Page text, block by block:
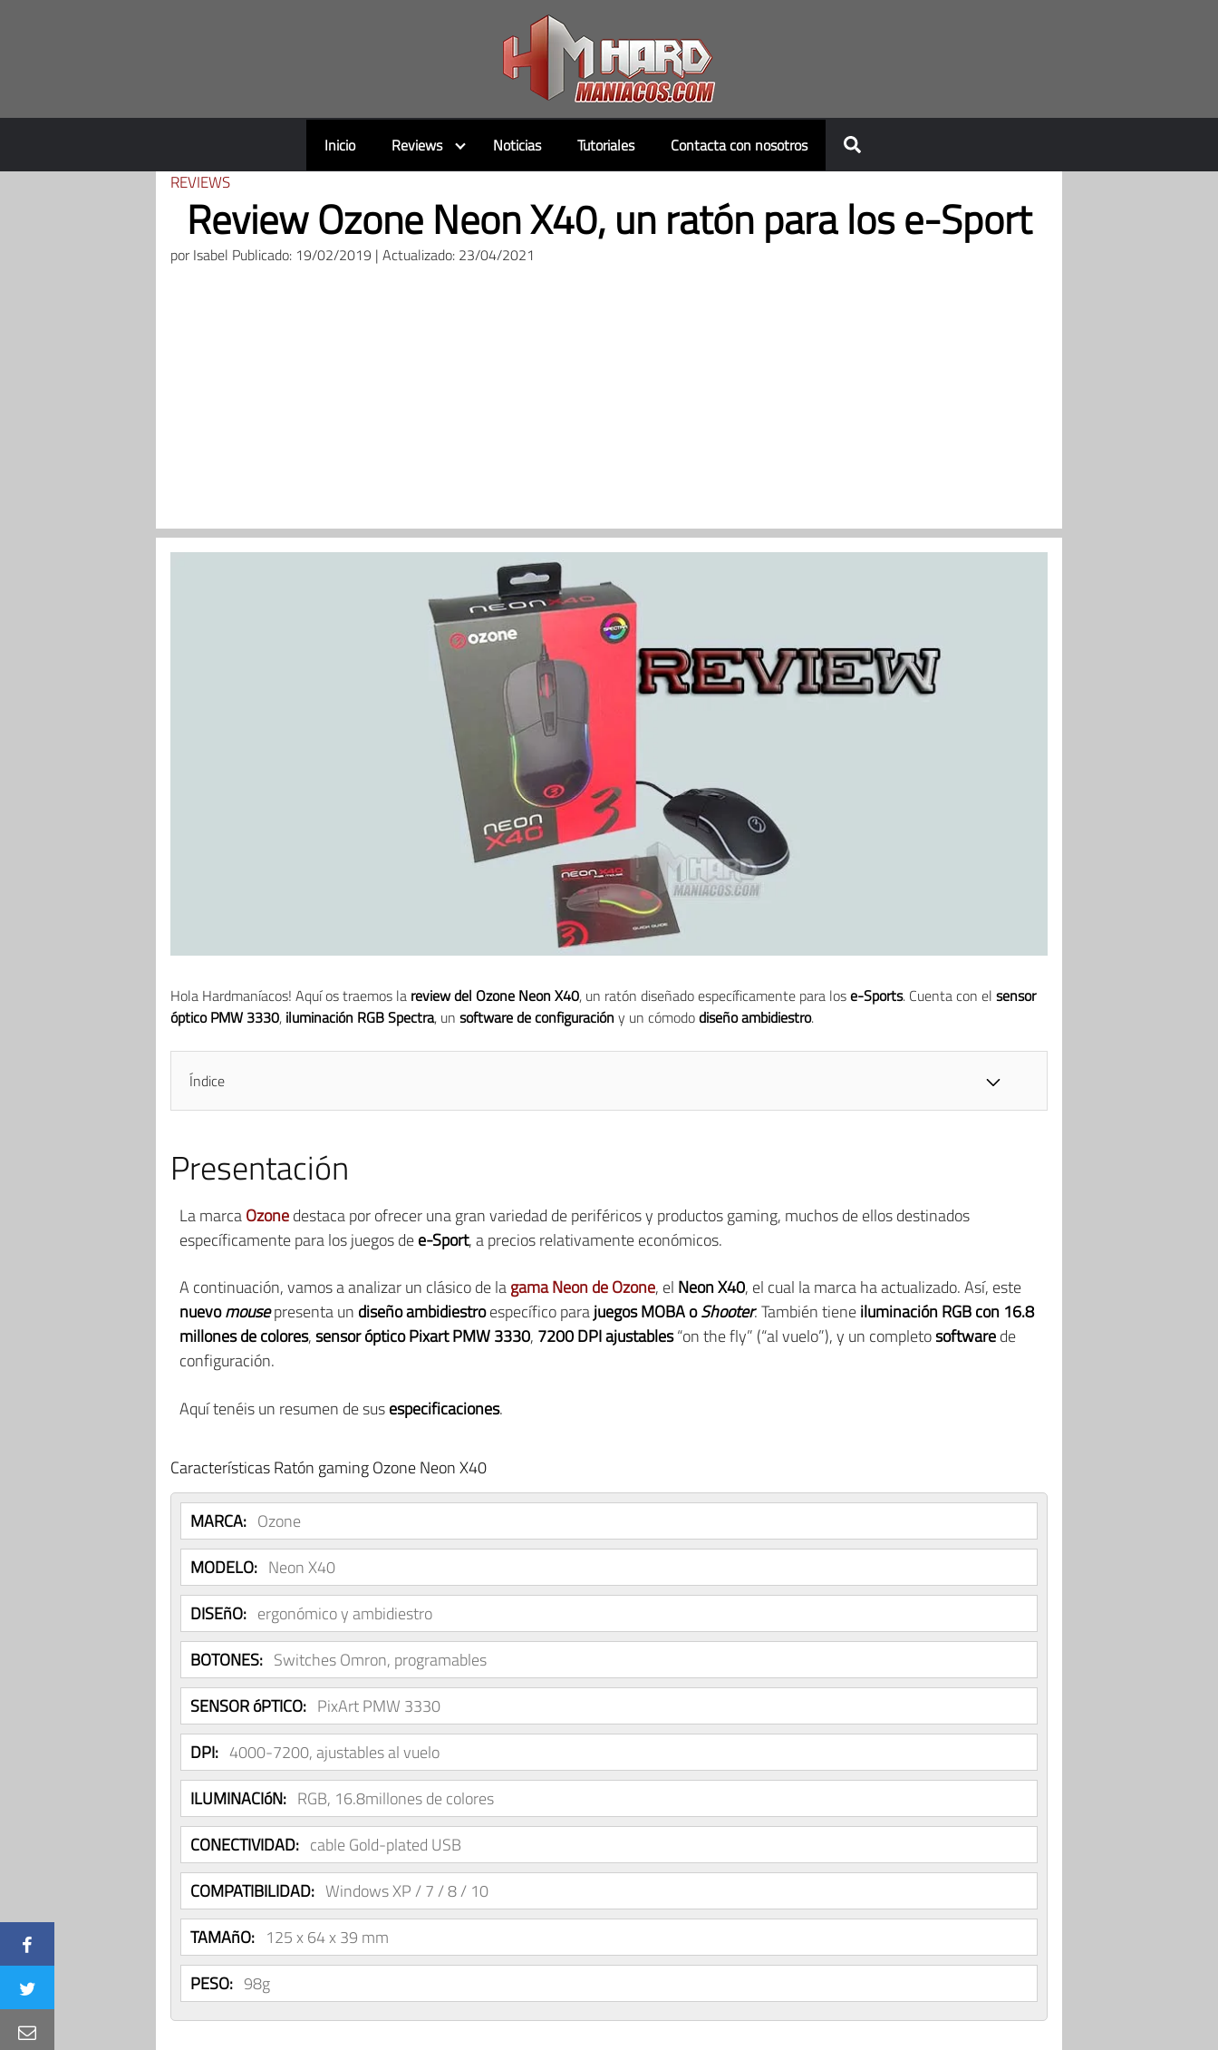
Inicio Reviews Noticias Tutoriales Contacta con nosotros
REVIEWS
Review Ozone Neon X40, un ratón para los e-Sport
porIsabel Publicado: 19/02/2019 | Actualizado: 23/04/2021
Hola Hardmaníacos! Aquí os traemos la review del Ozone Neon X40, un ratón diseñado específicamente para lose-Sports. Cuenta con el sensor
óptico PMW 3330, iluminación RGB Spectra, un software de configuración y un cómododiseño ambidiestro.
Índice
Presentación
La marcaOzonedestaca por ofrecer una gran variedad de periféricos y productos gaming, muchos de ellos destinados
específicamente para los juegos dee-Sport, a precios relativamente económicos.
A continuación, vamos a analizar un clásico de lagama Neon de Ozone, el Neon X40, el cual la marca ha actualizado. Así, este
nuevomousepresenta un diseño ambidiestroespecífico parajuegos MOBA oShooter. También tieneiluminación RGB con 16.8
millones de colores,sensor óptico Pixart PMW 3330, 7200 DPI ajustables“on the fly” (“al vuelo”), y un completosoftwarede
configuración.
Aquí tenéis un resumen de susespecificaciones.
Características Ratón gaming Ozone Neon X40
MARCA: Ozone
MODELO: Neon X40
DISEñO: ergonómico y ambidiestro
BOTONES: Switches Omron, programables
SENSOR óPTICO: PixArt PMW 3330
DPI: 4000-7200, ajustables al vuelo
ILUMINACIóN: RGB, 16.8millones de colores
CONECTIVIDAD: cable Gold-plated USB
COMPATIBILIDAD: Windows XP / 7 / 8 / 10
TAMAñO: 125 x 64 x 39 mm
PESO: 98g